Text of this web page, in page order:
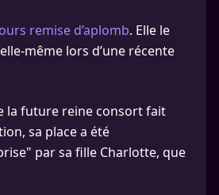
remise d’aplomb. Elle le
même lors d’une récente
la future reine consort fait
sa place a été
par sa fille Charlotte, que